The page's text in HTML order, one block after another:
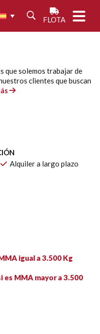
FLOTA
que solemos trabajar de
clientes que buscan
Alquiler a largo plazo
igual a 3.500 Kg
MMA mayor a 3.500